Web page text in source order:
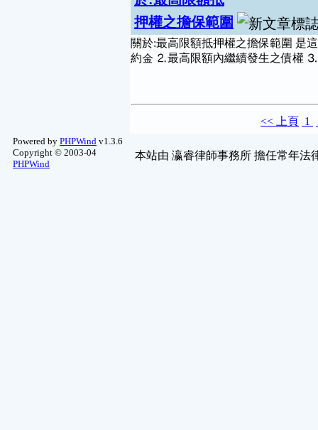
押權之擔保範圍
關於:最高限額抵押權之擔保範圍 是
約金 ⒉最高限額內繼續發生之債權
<< 上頁 1
Powered by PHPWind v1.3.6
Copyright © 2003-04
PHPWind
本站由 瀛睿律師事務所 擔任常年法